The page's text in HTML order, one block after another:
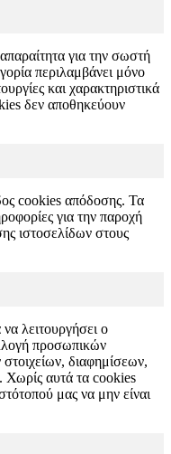
για την σωστή
περιλαμβάνει μόνο
και χαρακτηριστικά
δεν αποθηκεύουν
cookies απόδοσης. Τα
για την παροχή
ιστοσελίδων στους
λειτουργήσει ο
προσωπικών
διαφημίσεων,
αυτά τα cookies
μας να μην είναι